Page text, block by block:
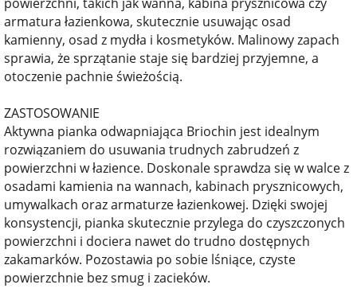
armatura łazienkowa, skutecznie usuwając osad
kamienny, osad z mydła i kosmetyków. Malinowy zapach
sprawia, że sprzątanie staje się bardziej przyjemne, a
otoczenie pachnie świeżością.
ZASTOSOWANIE
Aktywna pianka odwapniająca Briochin jest idealnym
rozwiązaniem do usuwania trudnych zabrudzeń z
powierzchni w łazience. Doskonale sprawdza się w walce z
osadami kamienia na wannach, kabinach prysznicowych,
umywalkach oraz armaturze łazienkowej. Dzięki swojej
konsystencji, pianka skutecznie przylega do czyszczonych
powierzchni i dociera nawet do trudno dostępnych
zakamarków. Pozostawia po sobie lśniące, czyste
powierzchnie bez smug i zacieków.